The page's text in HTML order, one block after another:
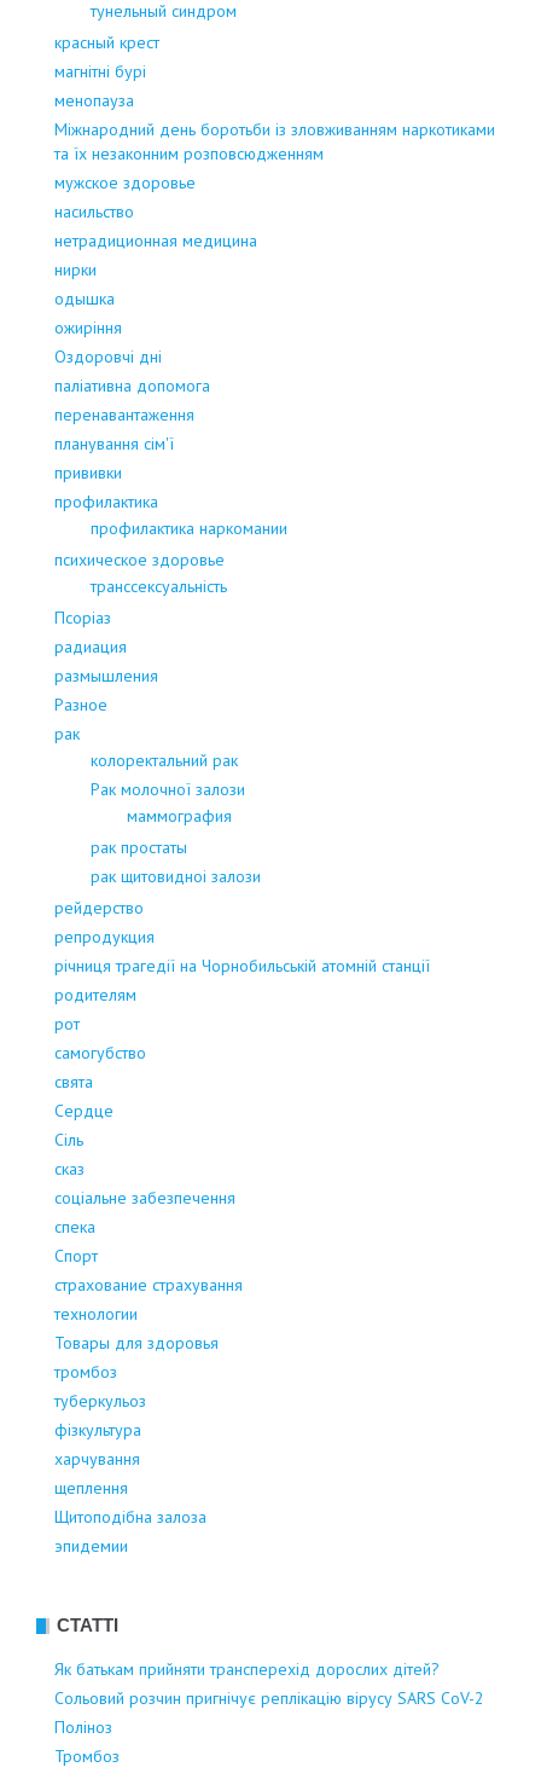
тунельный синдром
красный крест
магнітні бурі
менопауза
Міжнародний день боротьби із зловживанням наркотиками
та їх незаконним розповсюдженням
мужское здоровье
насильство
нетрадиционная медицина
нирки
одышка
ожиріння
Оздоровчі дні
паліативна допомога
перенавантаження
планування сім'ї
прививки
профилактика
профилактика наркомании
психическое здоровье
транссексуальність
Псоріаз
радиация
размышления
Разное
рак
колоректальний рак
Рак молочної залози
маммография
рак простаты
рак щитовидноі залози
рейдерство
репродукция
річниця трагедії на Чорнобильській атомній станції
родителям
рот
самогубство
свята
Сердце
Сіль
сказ
соціальне забезпечення
спека
Спорт
страхование страхування
технологии
Товары для здоровья
тромбоз
туберкульоз
фізкультура
харчування
щеплення
Щитоподібна залоза
эпидемии
СТАТТІ
Як батькам прийняти трансперехід дорослих дітей?
Сольовий розчин пригнічує реплікацію вірусу SARS CoV-2
Поліноз
Тромбоз